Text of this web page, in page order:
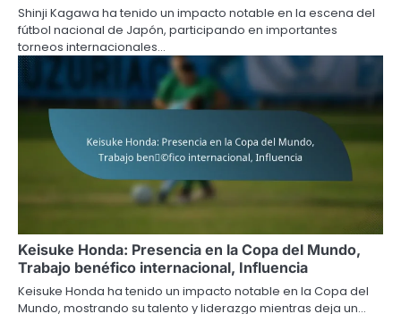
Shinji Kagawa ha tenido un impacto notable en la escena del
fútbol nacional de Japón, participando en importantes
torneos internacionales…
Keisuke Honda: Presencia en la Copa del Mundo,
Trabajo benéfico internacional, Influencia
Keisuke Honda ha tenido un impacto notable en la Copa del
Mundo, mostrando su talento y liderazgo mientras deja un…